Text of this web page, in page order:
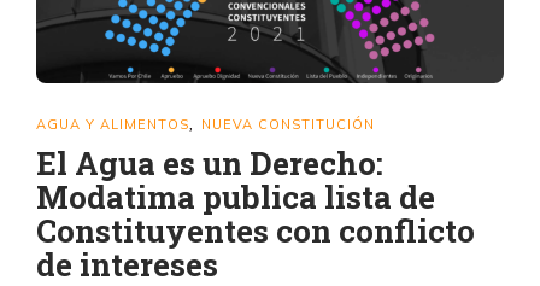
AGUA Y ALIMENTOS NUEVA CONSTITUCIÓN
El Agua es un Derecho:
Modatima publica lista de
Constituyentes con conflicto
de intereses